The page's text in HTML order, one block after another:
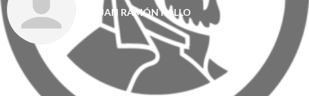
JUAN RAMÓN RALLO